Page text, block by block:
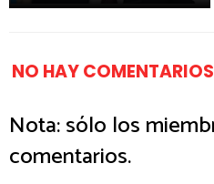
NO HAY
Nota: sólo los
comentarios.